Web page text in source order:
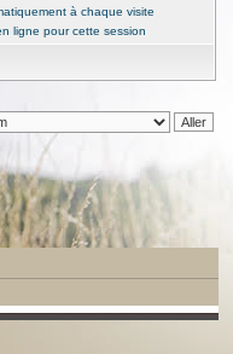
à chaque visite
ligne pour cette session